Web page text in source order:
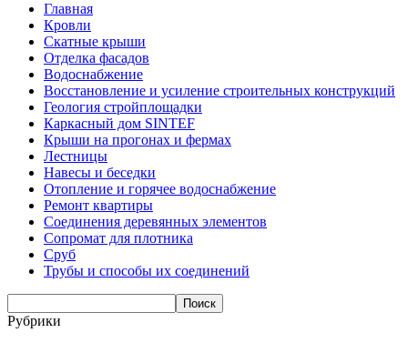
Главная
Кровли
Скатные крыши
Отделка фасадов
Водоснабжение
Восстановление и усиление строительных конструкций
Геология стройплощадки
Каркасный дом SINTEF
Крыши на прогонах и фермах
Лестницы
Навесы и беседки
Отопление и горячее водоснабжение
Ремонт квартиры
Соединения деревянных элементов
Сопромат для плотника
Сруб
Трубы и способы их соединений
Рубрики